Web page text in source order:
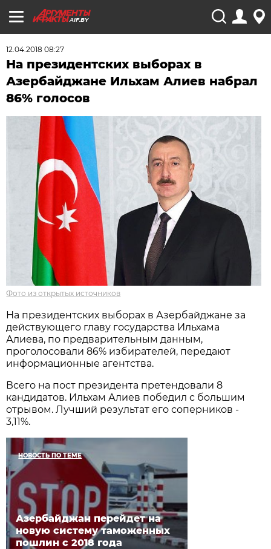
AIF.BY
12.04.2018 08:27
На президентских выборах в
Азербайджане Ильхам Алиев набрал
86% голосов
Фото из открытых источников
На президентских выборах в Азербайджане за
действующего главу государства Ильхама
Алиева, по предварительным данным,
проголосовали 86% избирателей, передают
информационные агентства.
Всего на пост президента претендовали 8
кандидатов. Ильхам Алиев победил с большим
отрывом. Лучший результат его соперников -
3,11%.
НОВОСТЬ ПО ТЕМЕ
Азербайджан перейдет на
новую систему таможенных
пошлин с 2018 года